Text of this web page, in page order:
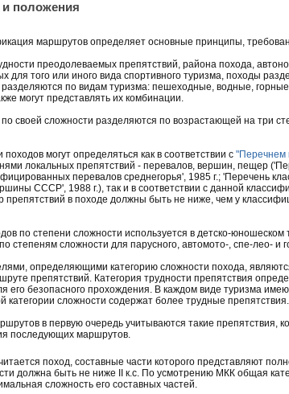
положения
маршрутов определяет основные принципы,
преодолеваемых препятствий, района похода,
для того или иного вида спортивного туризма, походы
по видам туризма: пешеходные, водные,
могут представлять их комбинации.
своей сложности разделяются по возрастающей на три
могут определяться как в соответствии с "Перечнем
локальных препятствий - перевалов, вершин, пещер
перевалов среднегорья', 1985 г.; 'Перечень
СССР', 1988 г.), так и в соответствии с данной
препятствий в походе должны быть не ниже, чем у
по степени сложности используется в детско-
степеням сложности для парусного, автомото-, спе-лео- и
определяющими категорию сложности похода,
препятствий. Категория трудности препятствия
его безопасного прохождения. В каждом виде туризма
категории сложности содержат более трудные препятствия.
в первую очередь учитываются такие препятствия,
последующих маршрутов.
поход, составные части которого представляют
должна быть не ниже II к.с. По усмотрению МКК общая
сложность его составных частей.